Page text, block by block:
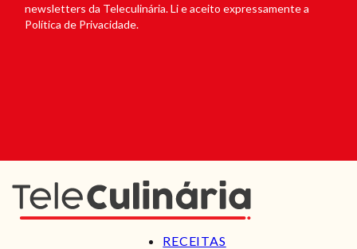
newsletters da Teleculinária. Li e aceito expressamente a
Política de Privacidade.
RECEITAS